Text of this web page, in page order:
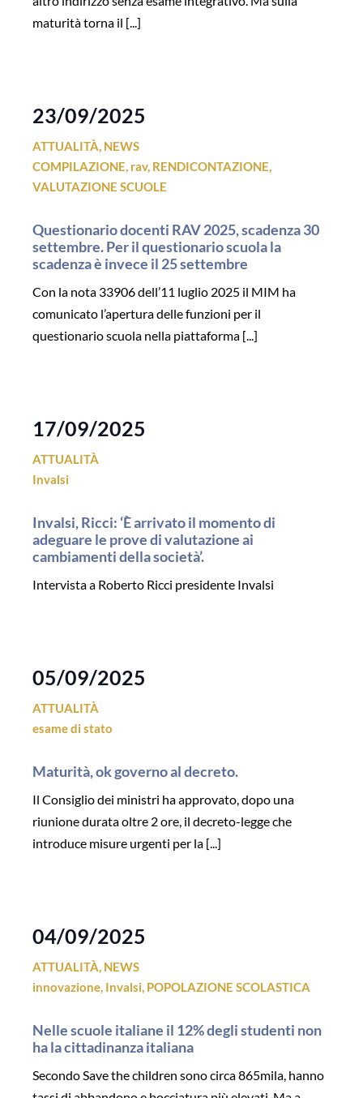
maturità torna il [...]
23/09/2025
ATTUALITÀ, NEWS
COMPILAZIONE, rav, RENDICONTAZIONE,
VALUTAZIONE SCUOLE
Questionario docenti RAV 2025, scadenza 30
settembre. Per il questionario scuola la
scadenza è invece il 25 settembre
Con la nota 33906 dell’11 luglio 2025 il MIM ha
comunicato l’apertura delle funzioni per il
questionario scuola nella piattaforma [...]
17/09/2025
ATTUALITÀ
Invalsi
Invalsi, Ricci: ‘È arrivato il momento di
adeguare le prove di valutazione ai
cambiamenti della società’.
Intervista a Roberto Ricci presidente Invalsi
05/09/2025
ATTUALITÀ
esame di stato
Maturità, ok governo al decreto.
Il Consiglio dei ministri ha approvato, dopo una
riunione durata oltre 2 ore, il decreto-legge che
introduce misure urgenti per la [...]
04/09/2025
ATTUALITÀ, NEWS
innovazione, Invalsi, POPOLAZIONE SCOLASTICA
Nelle scuole italiane il 12% degli studenti non
ha la cittadinanza italiana
Secondo Save the children sono circa 865mila, hanno